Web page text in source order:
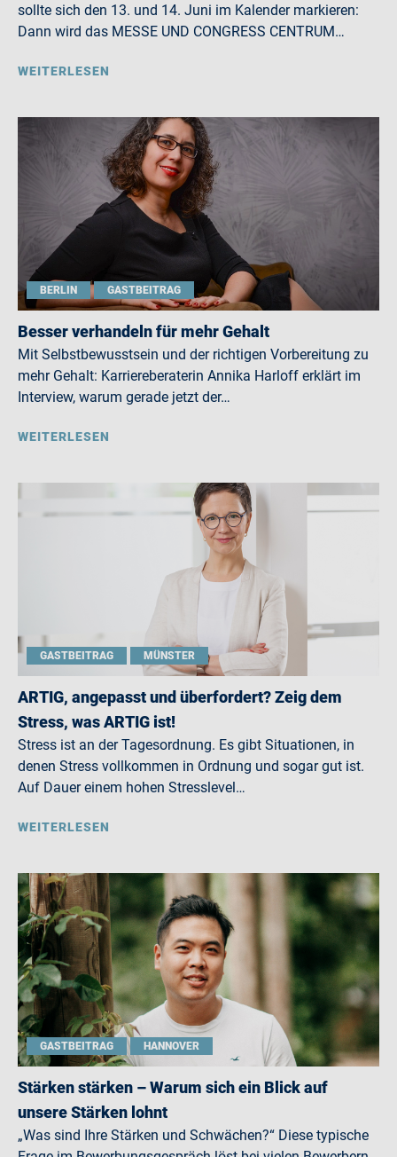
sollte sich den 13. und 14. Juni im Kalender markieren:
Dann wird das MESSE UND CONGRESS CENTRUM…
WEITERLESEN
BERLIN GASTBEITRAG
Besser verhandeln für mehr Gehalt
Mit Selbstbewusstsein und der richtigen Vorbereitung zu
mehr Gehalt: Karriereberaterin Annika Harloff erklärt im
Interview, warum gerade jetzt der…
WEITERLESEN
GASTBEITRAG MÜNSTER
ARTIG, angepasst und überfordert? Zeig dem
Stress, was ARTIG ist!
Stress ist an der Tagesordnung. Es gibt Situationen, in
denen Stress vollkommen in Ordnung und sogar gut ist.
Auf Dauer einem hohen Stresslevel…
WEITERLESEN
GASTBEITRAG HANNOVER
Stärken stärken – Warum sich ein Blick auf
unsere Stärken lohnt
„Was sind Ihre Stärken und Schwächen?“ Diese typische